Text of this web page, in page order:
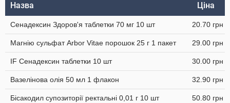
Назва Ціна
Сенадексин Здоров'я таблетки 70 мг 10 шт 20.70 грн
Магнію сульфат Arbor Vitae порошок 25 г 1 пакет 29.00 грн
IF Сенадексин таблетки 10 шт 30.00 грн
Вазелінова олія 50 мл 1 флакон 32.90 грн
Бісакодил супозиторії ректальні 0,01 г 10 шт 50.80 грн